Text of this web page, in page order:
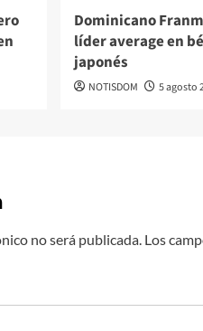
Dominicano
líder average en
japonés
NOTISDOM 5 agosto
no será publicada. Los